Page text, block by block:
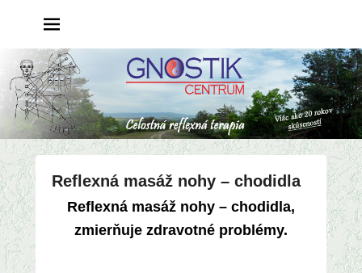
Reflexná masáž nohy – chodidla
Reflexná masáž nohy – chodidla,
zmierňuje zdravotné problémy.